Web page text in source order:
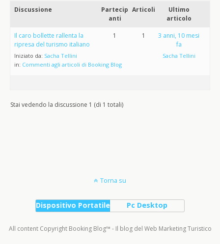
Discussione
Partecip
anti
Articoli
Ultimo
articolo
Il caro bollette rallenta la
ripresa del turismo italiano
Iniziato da: Sacha Tellini
in: Commenti agli articoli di Booking Blog
1 1
3 anni, 10 mesi
fa
Sacha Tellini
Stai vedendo la discussione 1 (di 1 totali)
Torna su
Dispositivo Portatile Pc Desktop
All content Copyright Booking Blog™ - Il blog del Web Marketing Turistico